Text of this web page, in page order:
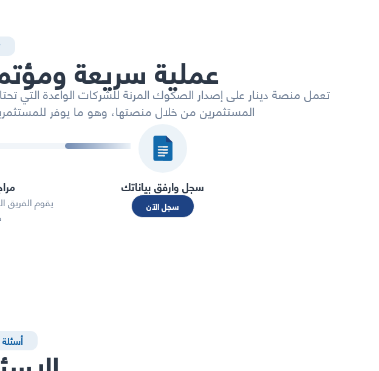
عملية سريعة
تعمل منصة دينار على إصدار الصكوك المرنة للشركات الواعدة التي
المستثمرين من خلال منصتها، وهو ما يوفر
سجل وارفق بياناتك
سجل الآن
يقوم الفريق